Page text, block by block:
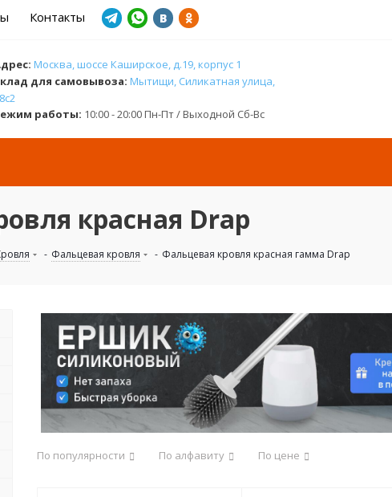
Контакты
Москва, шоссе Каширское, д.19, корпус 1
для самовывоза: Мытищи, Силикатная улица,
работы: 10:00 - 20:00 Пн-Пт / Выходной Сб-Вс
красная Drap
- Фальцевая кровля - Фальцевая кровля красная гамма Drap
По популярности По алфавиту По цене